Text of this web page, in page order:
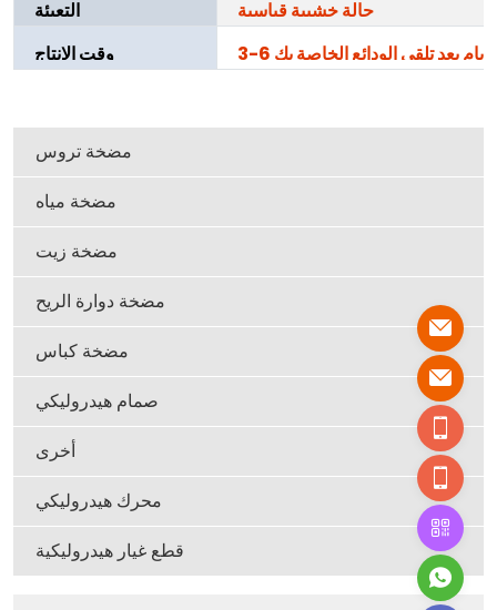
التعبئة
حالة خشبية قياسية
وقت الإنتاج
3-6 أيام بعد تلقي الودائع الخاصة بك
مضخة تروس
مضخة مياه
مضخة زيت
مضخة دوارة الريح
مضخة كباس
صمام هيدروليكي
أخرى
محرك هيدروليكي
قطع غيار هيدروليكية